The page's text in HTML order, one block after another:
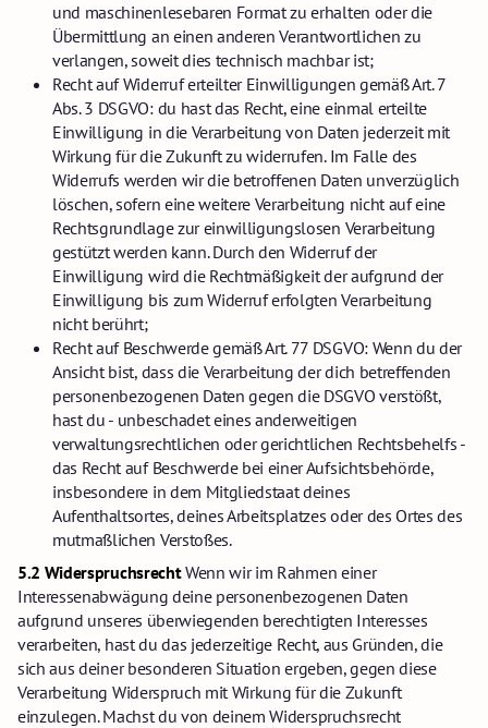
und maschinenlesebaren Format zu erhalten oder die
Übermittlung an einen anderen Verantwortlichen zu
verlangen, soweit dies technisch machbar ist;
Recht auf Widerruf erteilter Einwilligungen gemäß Art. 7
Abs. 3 DSGVO: du hast das Recht, eine einmal erteilte
Einwilligung in die Verarbeitung von Daten jederzeit mit
Wirkung für die Zukunft zu widerrufen. Im Falle des
Widerrufs werden wir die betroffenen Daten unverzüglich
löschen, sofern eine weitere Verarbeitung nicht auf eine
Rechtsgrundlage zur einwilligungslosen Verarbeitung
gestützt werden kann. Durch den Widerruf der
Einwilligung wird die Rechtmäßigkeit der aufgrund der
Einwilligung bis zum Widerruf erfolgten Verarbeitung
nicht berührt;
Recht auf Beschwerde gemäß Art. 77 DSGVO: Wenn du der
Ansicht bist, dass die Verarbeitung der dich betreffenden
personenbezogenen Daten gegen die DSGVO verstößt,
hast du - unbeschadet eines anderweitigen
verwaltungsrechtlichen oder gerichtlichen Rechtsbehelfs -
das Recht auf Beschwerde bei einer Aufsichtsbehörde,
insbesondere in dem Mitgliedstaat deines
Aufenthaltsortes, deines Arbeitsplatzes oder des Ortes des
mutmaßlichen Verstoßes.
5.2 WiderspruchsrechtWenn wir im Rahmen einer
Interessenabwägung deine personenbezogenen Daten
aufgrund unseres überwiegenden berechtigten Interesses
verarbeiten, hast du das jederzeitige Recht, aus Gründen, die
sich aus deiner besonderen Situation ergeben, gegen diese
Verarbeitung Widerspruch mit Wirkung für die Zukunft
einzulegen. Machst du von deinem Widerspruchsrecht